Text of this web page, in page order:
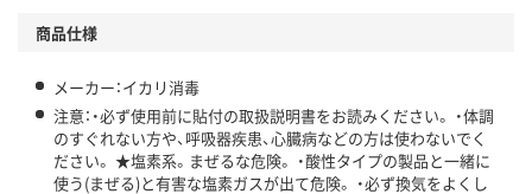
商品仕様
メーカー：イカリ消毒
注意：・必ず使用前に貼付の取扱説明書をお読みください。 ・体調
のすぐれない方や、呼吸器疾患、心臓病などの方は使わないでく
ださい。 ★塩素系。まぜるな危険。 ・酸性タイプの製品と一緒に
使う(まぜる)と有害な塩素ガスが出て危険。 ・必ず換気をよくし